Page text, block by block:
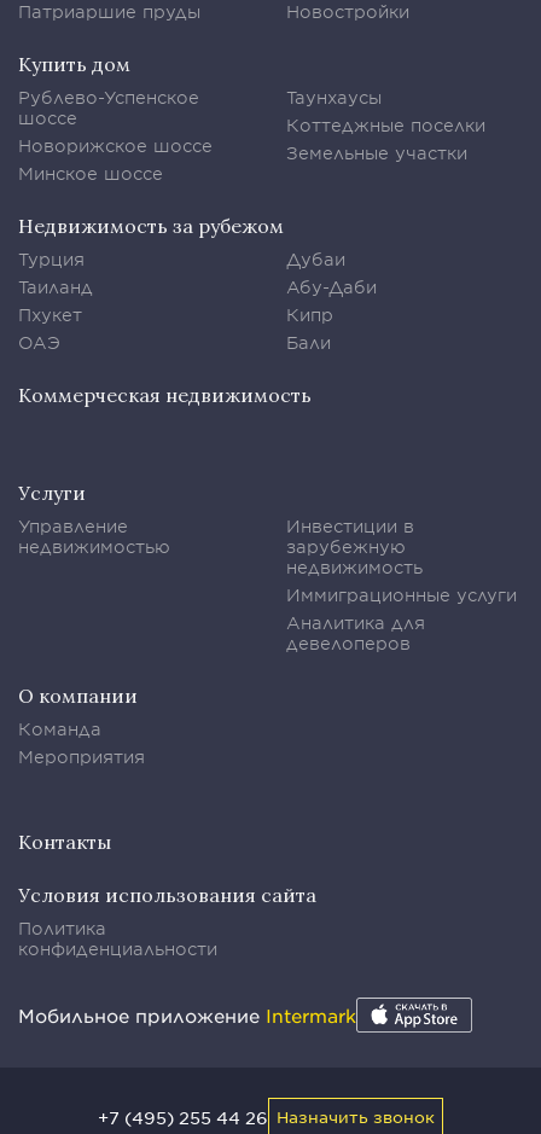
Патриаршие пруды
Новостройки
Купить дом
Рублево-Успенское
шоссе
Новорижское шоссе
Минское шоссе
Таунхаусы
Коттеджные поселки
Земельные участки
Недвижимость за рубежом
Турция
Таиланд
Пхукет
ОАЭ
Дубаи
Абу-Даби
Кипр
Бали
Коммерческая недвижимость
Услуги
Управление
недвижимостью
Инвестиции в
зарубежную
недвижимость
Иммиграционные услуги
Аналитика для
девелоперов
О компании
Команда
Мероприятия
Контакты
Условия использования сайта
Политика
конфиденциальности
Мобильное приложение Intermark
+7 (495) 255 44 26 Назначить звонок